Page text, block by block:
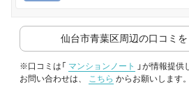
仙台市青葉区周辺の口コミ
※口コミは「 マンションノート
」が情報提
お問い合わせは、 こちら からお願いします。